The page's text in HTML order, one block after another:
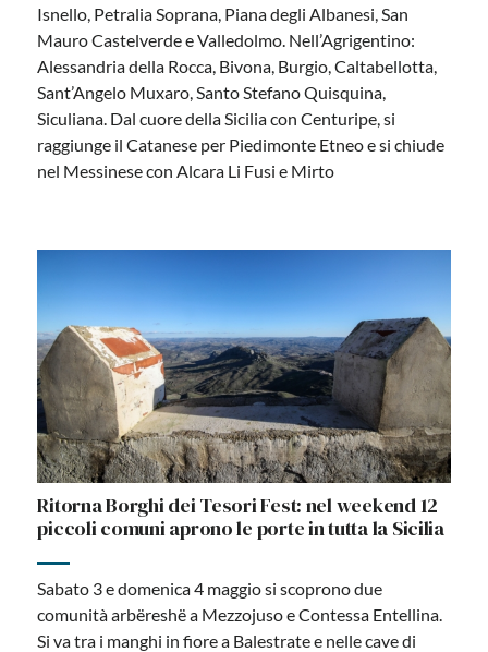
Isnello, Petralia Soprana, Piana degli Albanesi, San
Mauro Castelverde e Valledolmo. Nell’Agrigentino:
Alessandria della Rocca, Bivona, Burgio, Caltabellotta,
Sant’Angelo Muxaro, Santo Stefano Quisquina,
Siculiana. Dal cuore della Sicilia con Centuripe, si
raggiunge il Catanese per Piedimonte Etneo e si chiude
nel Messinese con Alcara Li Fusi e Mirto
Ritorna Borghi dei Tesori Fest: nel weekend 12
piccoli comuni aprono le porte in tutta la Sicilia
Sabato 3 e domenica 4 maggio si scoprono due
comunità arbëreshë a Mezzojuso e Contessa Entellina.
Si va tra i manghi in fiore a Balestrate e nelle cave di